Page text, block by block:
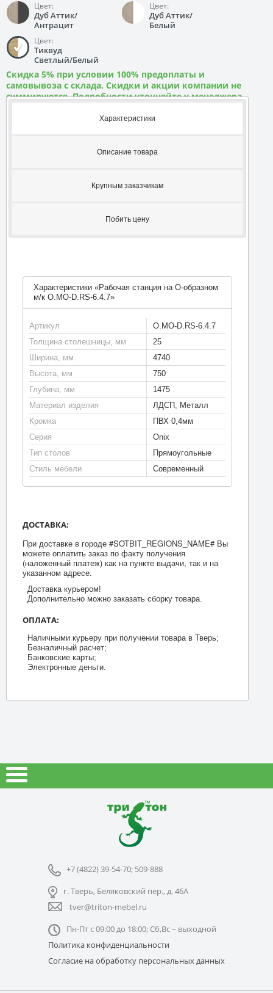
Цвет:
Дуб Аттик/
Антрацит
Цвет:
Дуб Аттик/
Белый
Цвет:
Тиквуд
Светлый/Белый
Скидка 5% при условии 100% предоплаты и
самовывоза с склада. Скидки и акции компании не
суммируются. Подробности уточняйте у менеджера
Характеристики
Описание товара
Крупным заказчикам
Побить цену
Характеристики «Рабочая станция на О-образном
м/к O.MO-D.RS-6.4.7»
Артикул
O.MO-D.RS-6.4.7
Толщина столешницы, мм
25
Ширина, мм
4740
Высота, мм
750
Глубина, мм
1475
Материал изделия
ЛДСП, Металл
Кромка
ПВХ 0,4мм
Серия
Onix
Тип столов
Прямоугольные
Стиль мебели
Современный
ДОСТАВКА:
При доставке в городе #SOTBIT_REGIONS_NAME# Вы
можете оплатить заказ по факту получения
(наложенный платеж) как на пункте выдачи, так и на
указанном адресе.
Доставка курьером!
Дополнительно можно заказать сборку товара.
ОПЛАТА:
Наличными курьеру при получении товара в Тверь;
Безналичный расчет;
Банковские карты;
Электронные деньги.
+7 (4822) 39-54-70; 509-888
г. Тверь, Беляковский пер., д. 46А
tver@triton-mebel.ru
Пн-Пт с 09:00 до 18:00; Сб,Вс – выходной
Политика конфиденциальности
Согласие на обработку персональных данных